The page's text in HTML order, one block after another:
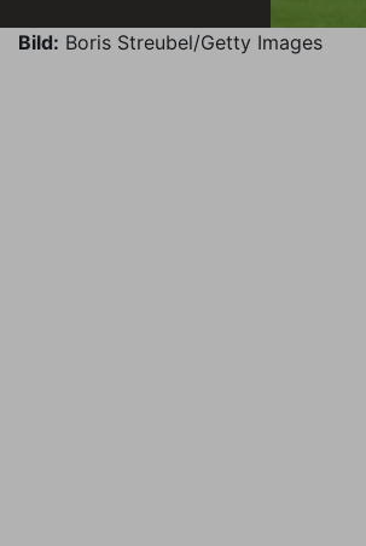
Bild: Boris Streubel/Getty Images